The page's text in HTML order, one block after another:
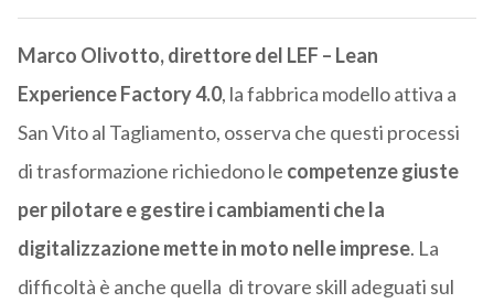
Marco Olivotto, direttore del LEF – Lean
Experience Factory 4.0, la fabbrica modello attiva a
San Vito al Tagliamento, osserva che questi processi
di trasformazione richiedono le competenze giuste
per pilotare e gestire i cambiamenti che la
digitalizzazione mette in moto nelle imprese. La
difficoltà è anche quella di trovare skill adeguati sul